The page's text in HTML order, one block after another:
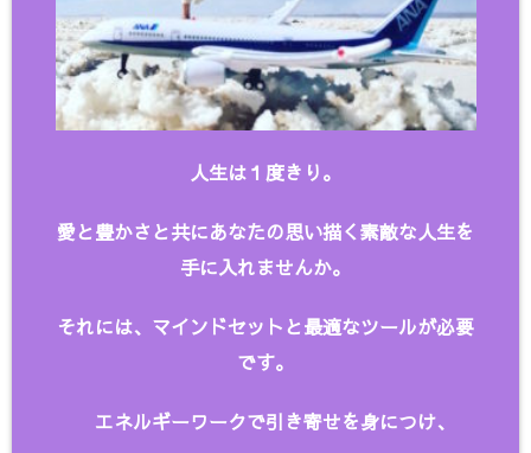
人生は１度きり。
愛と豊かさと共にあなたの思い描く素敵な人生を
手に入れませんか。
それには、マインドセットと最適なツールが必要
です。
エネルギーワークで引き寄せを身につけ、